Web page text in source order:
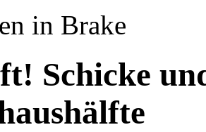
in Brake
Schicke